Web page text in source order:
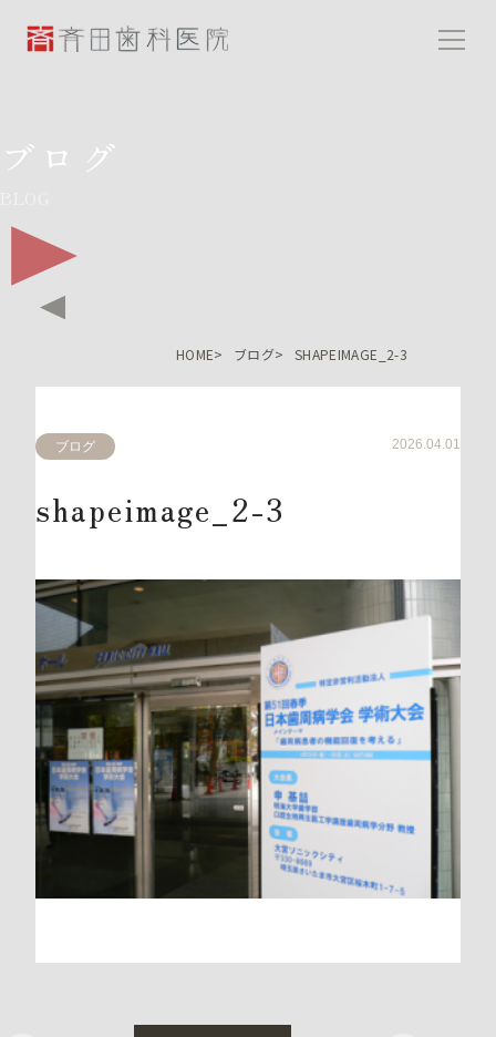
斉田歯科医院
ブログ
HOME ブログ SHAPEIMAGE_2-3
ブログ 2026.04.01
shapeimage_2-3